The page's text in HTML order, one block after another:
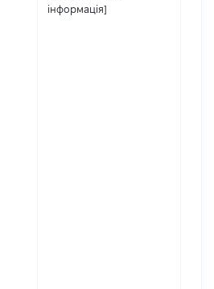
інформація]